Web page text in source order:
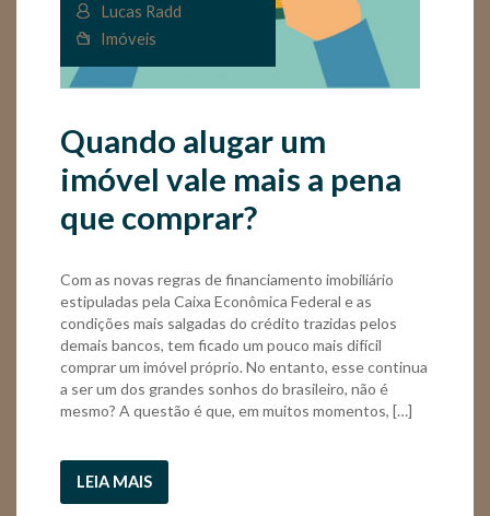
Lucas Radd
Imóveis
Quando alugar um
imóvel vale mais a pena
que comprar?
Com as novas regras de financiamento imobiliário
estipuladas pela Caixa Econômica Federal e as
condições mais salgadas do crédito trazidas pelos
demais bancos, tem ficado um pouco mais difícil
comprar um imóvel próprio. No entanto, esse continua
a ser um dos grandes sonhos do brasileiro, não é
mesmo? A questão é que, em muitos momentos, […]
LEIA MAIS